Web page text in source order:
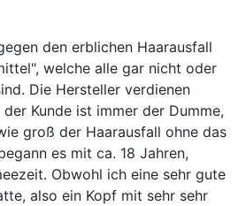
den erblichen Haarausfall
welche alle gar nicht oder
Die Hersteller verdienen
Kunde ist immer der Dumme,
groß der Haarausfall ohne das
es mit ca. 18 Jahren,
Obwohl ich eine sehr gute
also ein Kopf mit sehr sehr